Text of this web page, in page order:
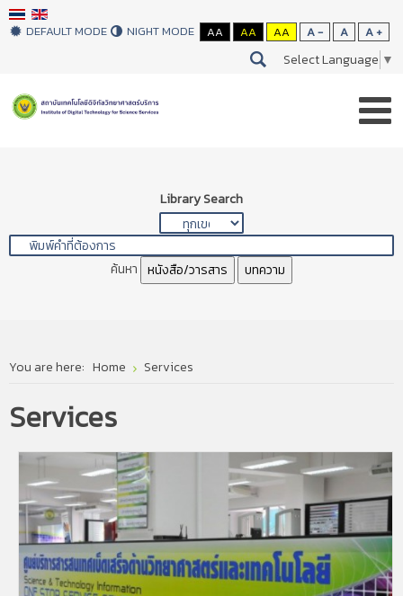
DEFAULT MODE NIGHT MODE AA AA AA A - A A +
Select Language ▼
Library Search
ค้นหา หนังสือ/วารสาร บทความ
You are here: Home Services
Services